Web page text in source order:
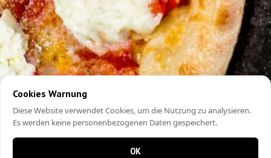
Cookies Warnung
Diese Website verwendet Cookies, um die Nutzung zu analysieren.
Es werden keine personenbezogenen Daten gespeichert.
OK